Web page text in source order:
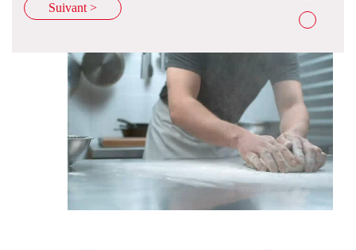
Suivant >